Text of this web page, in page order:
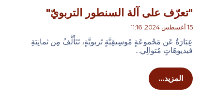
"تعرّف على آلة السنطور التربويّ"
15 أغسطس 2024, 11:16
عِبَارَةُ عَن مَجْموعَةٍ مُوسِيقِيَّةٍ تَربويَّةٍ، تَتَأَلَّفُ مِن ثمانِيَةِ
فيديوهَاتٍ مُتوالِي...
المزيد...